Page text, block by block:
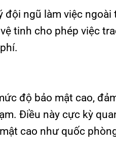
đội ngũ làm việc ngoài
tinh cho phép việc
độ bảo mật cao,
Điều này cực kỳ
cao như quốc